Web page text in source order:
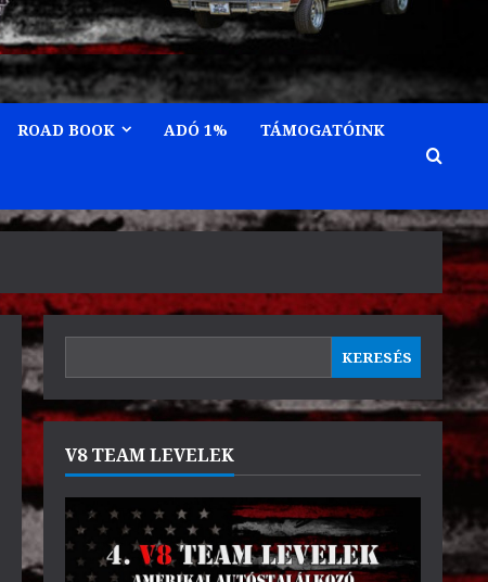
ROAD BOOK ADÓ 1% TÁMOGATÓINK
KERESÉS
V8 TEAM LEVELEK